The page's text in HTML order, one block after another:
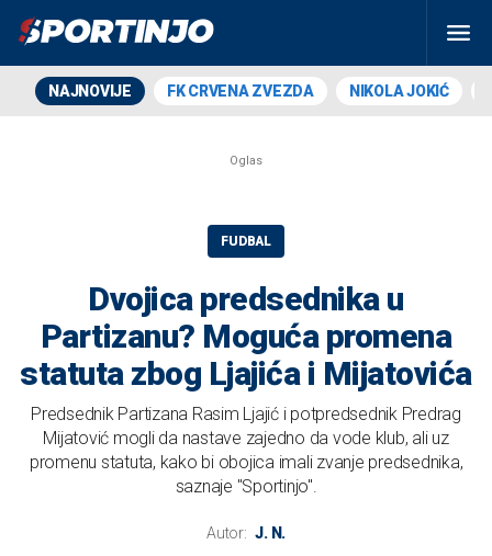
NAJNOVIJE FK CRVENA ZVEZDA NIKOLA JOKIĆ
FUDBAL
Dvojica predsednika u
Partizanu? Moguća promena
statuta zbog Ljajića i Mijatovića
Predsednik Partizana Rasim Ljajić i potpredsednik Predrag
Mijatović mogli da nastave zajedno da vode klub, ali uz
promenu statuta, kako bi obojica imali zvanje predsednika,
saznaje "Sportinjo".
Autor: J. N.